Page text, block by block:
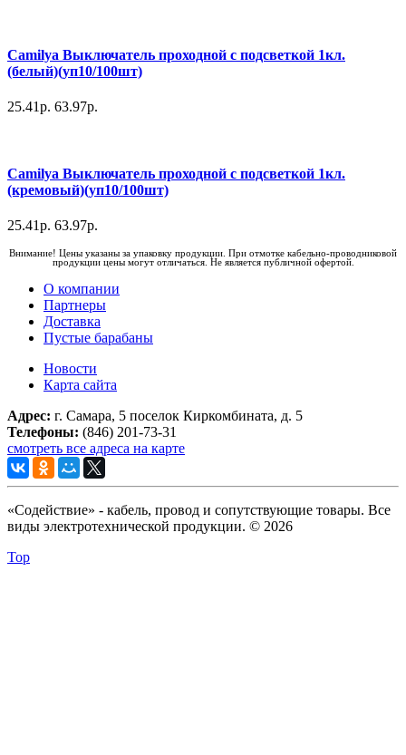
Camilya Выключатель проходной с подсветкой 1кл.
(белый)(уп10/100шт)
25.41р. 63.97р.
Camilya Выключатель проходной с подсветкой 1кл.
(кремовый)(уп10/100шт)
25.41р. 63.97р.
Внимание! Цены указаны за упаковку продукции. При отмотке кабельно-проводниковой
продукции цены могут отличаться. Не является публичной офертой.
О компании
Партнеры
Доставка
Пустые барабаны
Новости
Карта сайта
Адрес: г. Самара, 5 поселок Киркомбината, д. 5
Телефоны: (846) 201-73-31
смотреть все адреса на карте
«Содействие» - кабель, провод и сопутствующие товары. Все
виды электротехнической продукции. © 2026
Top